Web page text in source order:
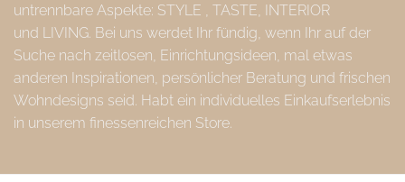
untrennbare Aspekte: STYLE , TASTE, INTERIOR
und LIVING. Bei uns werdet Ihr fündig, wenn Ihr auf der
Suche nach zeitlosen, Einrichtungsideen, mal etwas
anderen Inspirationen, persönlicher Beratung und frischen
Wohndesigns seid. Habt ein individuelles Einkaufserlebnis
in unserem finessenreichen Store.